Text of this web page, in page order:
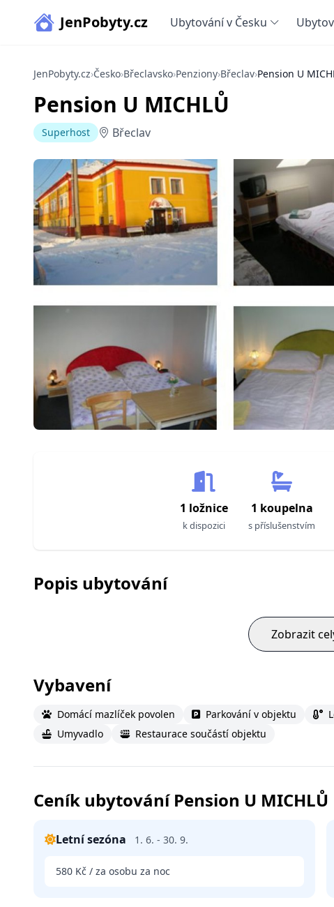
JenPobyty.cz Ubytování v Česku
JenPobyty.cz›Česko›Břeclavsko›Penziony›Břeclav›Pension U
Pension U MICHLŮ
Superhost Břeclav
1 ložnice
k dispozici
1 koupelna
s příslušenstvím
Popis ubytování
Zobrazit
Vybavení
Domácí mazlíček povolen Parkování v objektu
Umyvadlo
Restaurace součástí objektu
Ceník ubytování Pension U MICHLŮ
Letní sezóna 1. 6. - 30. 9.
580 Kč / za osobu za noc